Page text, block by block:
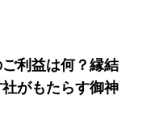
利益は何？縁結
がもたらす御神